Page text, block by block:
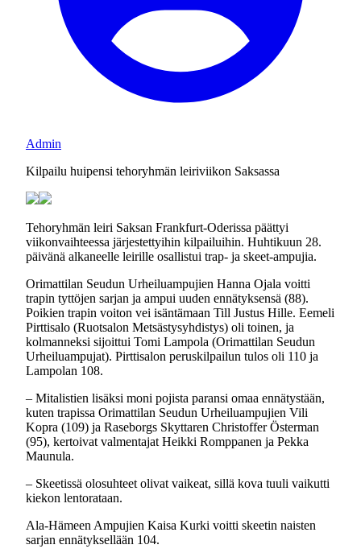
Admin
Kilpailu huipensi tehoryhmän leiriviikon Saksassa
Tehoryhmän leiri Saksan Frankfurt-Oderissa päättyi
viikonvaihteessa järjestettyihin kilpailuihin. Huhtikuun 28.
päivänä alkaneelle leirille osallistui trap- ja skeet-ampujia.
Orimattilan Seudun Urheiluampujien Hanna Ojala voitti
trapin tyttöjen sarjan ja ampui uuden ennätyksensä (88).
Poikien trapin voiton vei isäntämaan Till Justus Hille. Eemeli
Pirttisalo (Ruotsalon Metsästysyhdistys) oli toinen, ja
kolmanneksi sijoittui Tomi Lampola (Orimattilan Seudun
Urheiluampujat). Pirttisalon peruskilpailun tulos oli 110 ja
Lampolan 108.
– Mitalistien lisäksi moni pojista paransi omaa ennätystään,
kuten trapissa Orimattilan Seudun Urheiluampujien Vili
Kopra (109) ja Raseborgs Skyttaren Christoffer Österman
(95), kertoivat valmentajat Heikki Romppanen ja Pekka
Maunula.
– Skeetissä olosuhteet olivat vaikeat, sillä kova tuuli vaikutti
kiekon lentorataan.
Ala-Hämeen Ampujien Kaisa Kurki voitti skeetin naisten
sarjan ennätyksellään 104.